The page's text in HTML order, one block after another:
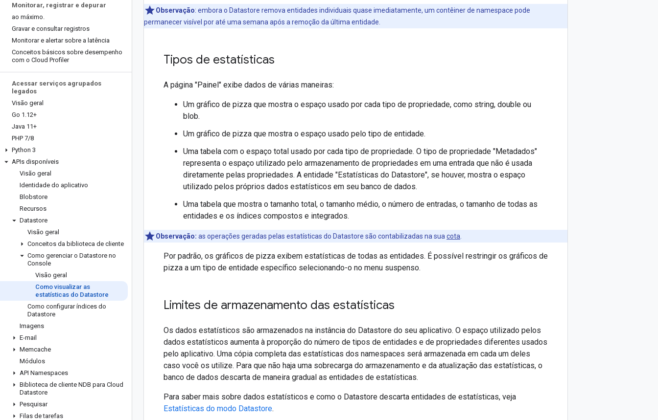
Monitorar, registrar e depurar
ao máximo.
Gravar e consultar registros
Monitorar e alertar sobre a latência
Conceitos básicos sobre desempenho
com o Cloud Profiler
Acessar serviços agrupados
legados
Visão geral
Go 1 .12+
Java 11+
PHP 7/8
Python 3
APIs disponíveis
Visão geral
Identidade do aplicativo
Blobstore
Recursos
Datastore
Visão geral
Conceitos da biblioteca de cliente
Como gerenciar o Datastore no
Console
Visão geral
Como visualizar as
estatísticas do Datastore
Como configurar índices do
Datastore
Imagens
E-mail
Memcache
Módulos
API Namespaces
Biblioteca de cliente NDB para Cloud
Datastore
Pesquisar
Filas de tarefas
Observação: embora o Datastore remova entidades individuais quase imediatamente, um contêiner de namespace pode
permanecer visível por até uma semana após a remoção da última entidade.
Tipos de estatísticas
A página "Painel" exibe dados de várias maneiras:
Um gráfico de pizza que mostra o espaço usado por cada tipo de propriedade, como string, double ou
blob.
Um gráfico de pizza que mostra o espaço usado pelo tipo de entidade.
Uma tabela com o espaço total usado por cada tipo de propriedade. O tipo de propriedade "Metadados"
representa o espaço utilizado pelo armazenamento de propriedades em uma entrada que não é usada
diretamente pelas propriedades. A entidade "Estatísticas do Datastore", se houver, mostra o espaço
utilizado pelos próprios dados estatísticos em seu banco de dados.
Uma tabela que mostra o tamanho total, o tamanho médio, o número de entradas, o tamanho de todas as
entidades e os índices compostos e integrados.
Observação: as operações geradas pelas estatísticas do Datastore são contabilizadas na sua cota
Por padrão, os gráficos de pizza exibem estatísticas de todas as entidades. É possível restringir os gráficos de
pizza a um tipo de entidade específico selecionando-o no menu suspenso.
Limites de armazenamento das estatísticas
Os dados estatísticos são armazenados na instância do Datastore do seu aplicativo. O espaço utilizado pelos
dados estatísticos aumenta à proporção do número de tipos de entidades e de propriedades diferentes usados
pelo aplicativo. Uma cópia completa das estatísticas dos namespaces será armazenada em cada um deles
caso você os utilize. Para que não haja uma sobrecarga do armazenamento e da atualização das estatísticas, o
banco de dados descarta de maneira gradual as entidades de estatísticas.
Para saber mais sobre dados estatísticos e como o Datastore descarta entidades de estatísticas, veja
Estatísticas do modo Datastore.